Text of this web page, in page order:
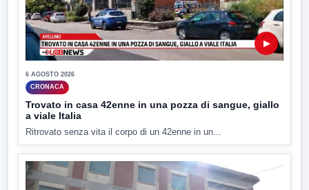
▶
6 AGOSTO 2026
CRONACA
Trovato in casa 42enne in una pozza di sangue, giallo
a viale Italia
Ritrovato senza vita il corpo di un 42enne in un...